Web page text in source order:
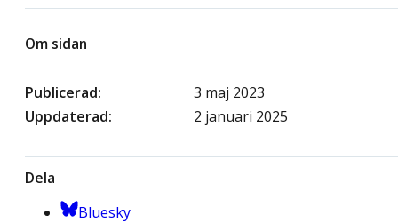
Om sidan
Publicerad
3 maj 2023
Uppdaterad
2 januari 2025
Dela
Bluesky